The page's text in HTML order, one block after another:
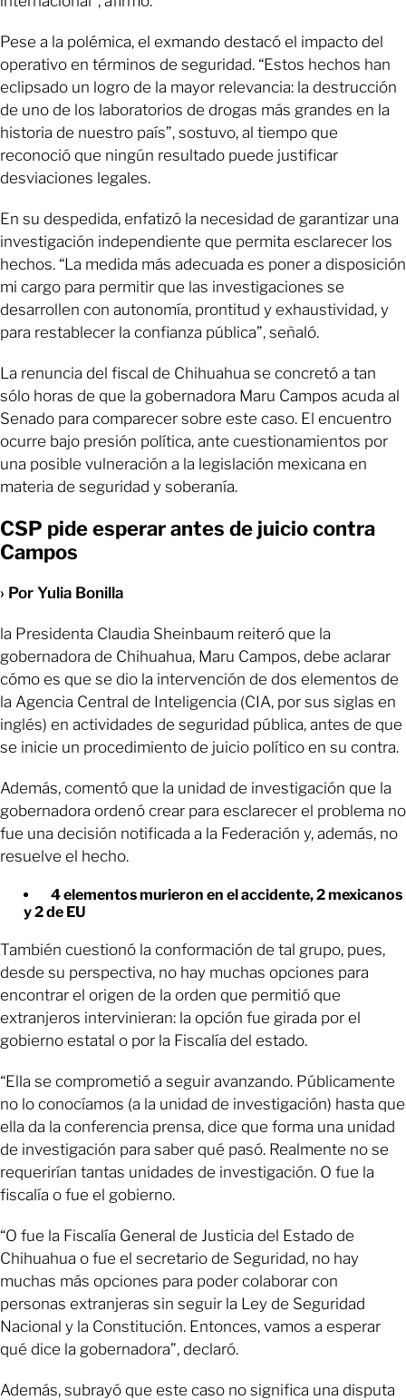
Pese a la polémica, el exmando destacó el impacto del
operativo en términos de seguridad. “Estos hechos han
eclipsado un logro de la mayor relevancia: la destrucción
de uno de los laboratorios de drogas más grandes en la
historia de nuestro país”, sostuvo, al tiempo que
reconoció que ningún resultado puede justificar
desviaciones legales.
En su despedida, enfatizó la necesidad de garantizar una
investigación independiente que permita esclarecer los
hechos. “La medida más adecuada es poner a disposición
mi cargo para permitir que las investigaciones se
desarrollen con autonomía, prontitud y exhaustividad, y
para restablecer la confianza pública”, señaló.
La renuncia del fiscal de Chihuahua se concretó a tan
sólo horas de que la gobernadora Maru Campos acuda al
Senado para comparecer sobre este caso. El encuentro
ocurre bajo presión política, ante cuestionamientos por
una posible vulneración a la legislación mexicana en
materia de seguridad y soberanía.
CSP pide esperar antes de juicio contra
Campos
› Por Yulia Bonilla
la Presidenta Claudia Sheinbaum reiteró que la
gobernadora de Chihuahua, Maru Campos, debe aclarar
cómo es que se dio la intervención de dos elementos de
la Agencia Central de Inteligencia (CIA, por sus siglas en
inglés) en actividades de seguridad pública, antes de que
se inicie un procedimiento de juicio político en su contra.
Además, comentó que la unidad de investigación que la
gobernadora ordenó crear para esclarecer el problema no
fue una decisión notificada a la Federación y, además, no
resuelve el hecho.
4 elementos murieron en el accidente, 2 mexicanos
y 2 de EU
También cuestionó la conformación de tal grupo, pues,
desde su perspectiva, no hay muchas opciones para
encontrar el origen de la orden que permitió que
extranjeros intervinieran: la opción fue girada por el
gobierno estatal o por la Fiscalía del estado.
“Ella se comprometió a seguir avanzando. Públicamente
no lo conocíamos (a la unidad de investigación) hasta que
ella da la conferencia prensa, dice que forma una unidad
de investigación para saber qué pasó. Realmente no se
requerirían tantas unidades de investigación. O fue la
fiscalía o fue el gobierno.
“O fue la Fiscalía General de Justicia del Estado de
Chihuahua o fue el secretario de Seguridad, no hay
muchas más opciones para poder colaborar con
personas extranjeras sin seguir la Ley de Seguridad
Nacional y la Constitución. Entonces, vamos a esperar
qué dice la gobernadora”, declaró.
Además, subrayó que este caso no significa una disputa